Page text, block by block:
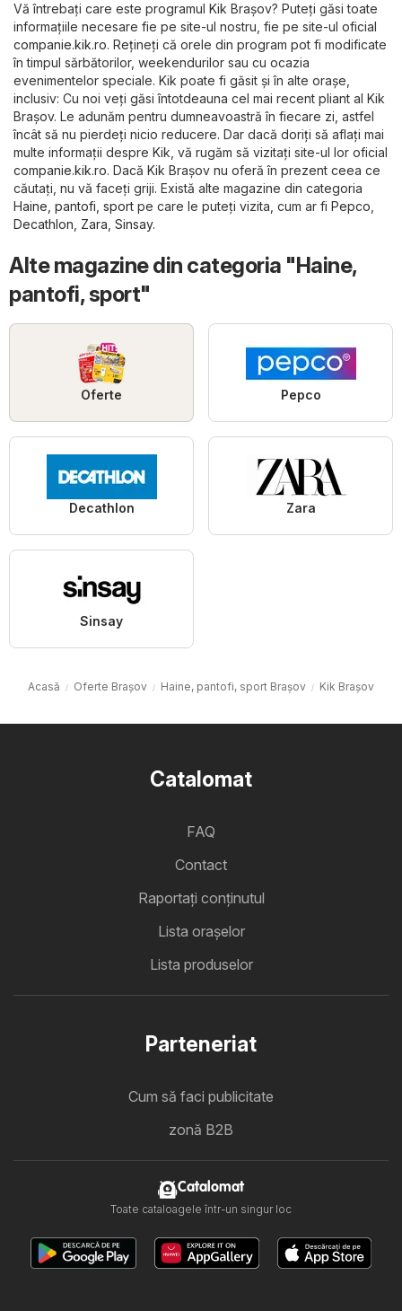
Vă întrebați care este programul Kik Brașov? Puteți găsi toate
informațiile necesare fie pe site-ul nostru, fie pe site-ul oficial
companie.kik.ro. Rețineți că orele din program pot fi modificate
în timpul sărbătorilor, weekendurilor sau cu ocazia
evenimentelor speciale. Kik poate fi găsit și în alte orașe,
inclusiv: Cu noi veți găsi întotdeauna cel mai recent pliant al Kik
Brașov. Le adunăm pentru dumneavoastră în fiecare zi, astfel
încât să nu pierdeți nicio reducere. Dar dacă doriți să aflați mai
multe informații despre Kik, vă rugăm să vizitați site-ul lor oficial
companie.kik.ro. Dacă Kik Brașov nu oferă în prezent ceea ce
căutați, nu vă faceți griji. Există alte magazine din categoria
Haine, pantofi, sport pe care le puteți vizita, cum ar fi Pepco,
Decathlon, Zara, Sinsay.
Alte magazine din categoria "Haine,
pantofi, sport"
Oferte Pepco
Decathlon Zara
Sinsay
Acasă Oferte Brașov Haine, pantofi, sport Brașov Kik Brașov
Catalomat
FAQ
Contact
Raportați conținutul
Lista oraşelor
Lista produselor
Parteneriat
Cum să faci publicitate
zonă B2B
Catalomat
Toate cataloagele într-un singur loc